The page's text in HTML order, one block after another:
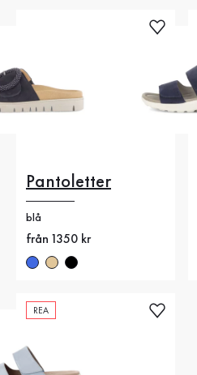
Pantoletter
blå
Nytt pris
från 1350 kr
REA